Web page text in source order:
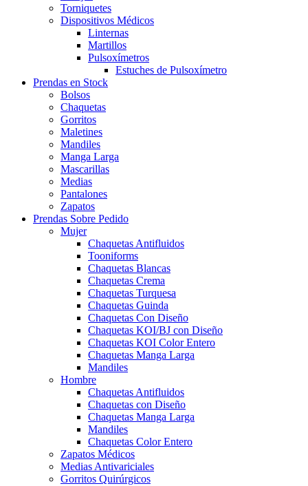
Torniquetes
Dispositivos Médicos
Linternas
Martillos
Pulsoxímetros
Estuches de Pulsoxímetro
Prendas en Stock
Bolsos
Chaquetas
Gorritos
Maletines
Mandiles
Manga Larga
Mascarillas
Medias
Pantalones
Zapatos
Prendas Sobre Pedido
Mujer
Chaquetas Antifluidos
Tooniforms
Chaquetas Blancas
Chaquetas Crema
Chaquetas Turquesa
Chaquetas Guinda
Chaquetas Con Diseño
Chaquetas KOI/BJ con Diseño
Chaquetas KOI Color Entero
Chaquetas Manga Larga
Mandiles
Hombre
Chaquetas Antifluidos
Chaquetas con Diseño
Chaquetas Manga Larga
Mandiles
Chaquetas Color Entero
Zapatos Médicos
Medias Antivariciales
Gorritos Quirúrgicos